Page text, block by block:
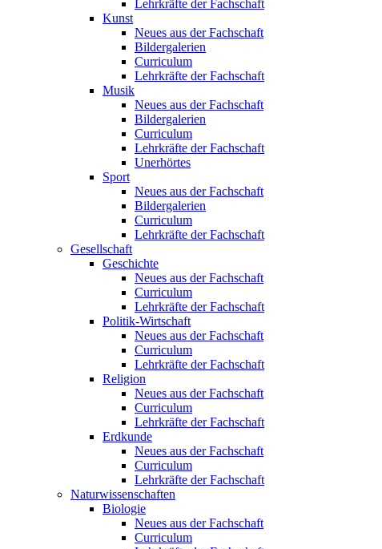
Lehrkräfte der Fachschaft
Kunst
Neues aus der Fachschaft
Bildergalerien
Curriculum
Lehrkräfte der Fachschaft
Musik
Neues aus der Fachschaft
Bildergalerien
Curriculum
Lehrkräfte der Fachschaft
Unerhörtes
Sport
Neues aus der Fachschaft
Bildergalerien
Curriculum
Lehrkräfte der Fachschaft
Gesellschaft
Geschichte
Neues aus der Fachschaft
Curriculum
Lehrkräfte der Fachschaft
Politik-Wirtschaft
Neues aus der Fachschaft
Curriculum
Lehrkräfte der Fachschaft
Religion
Neues aus der Fachschaft
Curriculum
Lehrkräfte der Fachschaft
Erdkunde
Neues aus der Fachschaft
Curriculum
Lehrkräfte der Fachschaft
Naturwissenschaften
Biologie
Neues aus der Fachschaft
Curriculum